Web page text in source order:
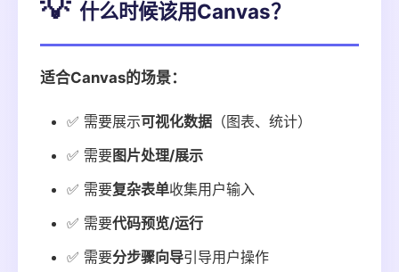
💡 什么时候该用Canvas？
适合Canvas的场景：
✅ 需要展示可视化数据 （图表、统计）
✅ 需要图片处理/展示
✅ 需要复杂表单收集用户输入
✅ 需要代码预览/运行
✅ 需要分步骤向导引导用户操作